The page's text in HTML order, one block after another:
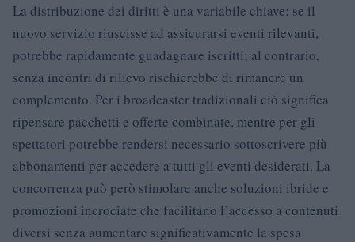
La distribuzione dei diritti è una variabile chiave: se il
nuovo servizio riuscisse ad assicurarsi eventi rilevanti,
potrebbe rapidamente guadagnare iscritti; al contrario,
senza incontri di rilievo rischierebbe di rimanere un
complemento. Per i broadcaster tradizionali ciò significa
ripensare pacchetti e offerte combinate, mentre per gli
spettatori potrebbe rendersi necessario sottoscrivere più
abbonamenti per accedere a tutti gli eventi desiderati. La
concorrenza può però stimolare anche soluzioni ibride e
promozioni incrociate che facilitano l’accesso a contenuti
diversi senza aumentare significativamente la spesa